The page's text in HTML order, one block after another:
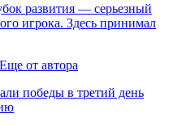
развития — серьезный
игрока. Здесь принимал
Еще от автора
победы в третий день